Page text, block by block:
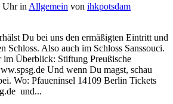
Uhrin Allgemein von ihkpotsdam
Du bei uns den ermäßigten Eintritt und
Schloss. Also auch im Schloss Sanssouci.
im Überblick: Stiftung Preußische
Und wenn Du magst, schau
Wo: Pfaueninsel 14109 Berlin Tickets
und...